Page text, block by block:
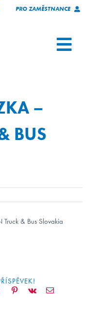
PRO ZAMĚSTNANCE
–
BUS
& Bus Slovakia
TumblrPinterestVk Email